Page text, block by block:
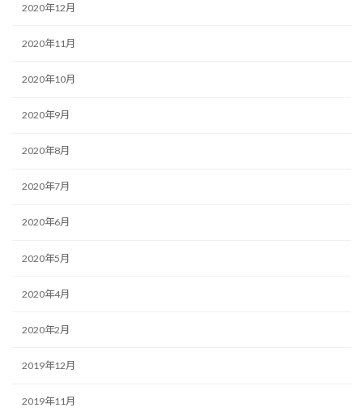
2020年12月
2020年11月
2020年10月
2020年9月
2020年8月
2020年7月
2020年6月
2020年5月
2020年4月
2020年2月
2019年12月
2019年11月